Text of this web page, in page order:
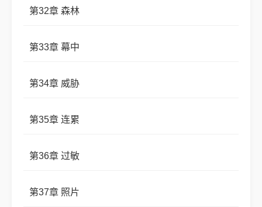
第32章 森林
第33章 幕中
第34章 威胁
第35章 连累
第36章 过敏
第37章 照片